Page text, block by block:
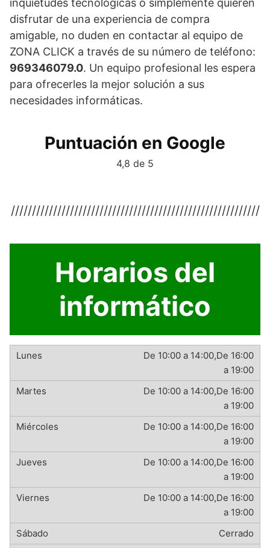
inquietudes tecnológicas o simplemente quieren
disfrutar de una experiencia de compra
amigable, no duden en contactar al equipo de
ZONA CLICK a través de su número de teléfono:
969346079.0. Un equipo profesional les espera
para ofrecerles la mejor solución a sus
necesidades informáticas.
Puntuación en Google
4,8 de 5
///////////////////////////////////////////////////////////
Horarios del
informático
De 10:00 a 14:00,De 16:00
a 19:00
De 10:00 a 14:00,De 16:00
a 19:00
De 10:00 a 14:00,De 16:00
a 19:00
De 10:00 a 14:00,De 16:00
a 19:00
De 10:00 a 14:00,De 16:00
a 19:00
Cerrado